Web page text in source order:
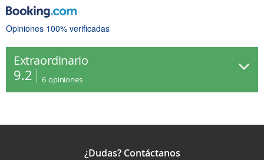
Opiniones 100% verificadas
Extraordinario
9.2 6 opiniones
¿Dudas? Contáctanos